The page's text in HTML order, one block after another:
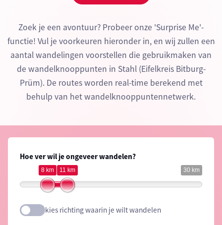
Zoek je een avontuur? Probeer onze 'Surprise Me'-
functie! Vul je voorkeuren hieronder in, en wij zullen een
aantal wandelingen voorstellen die gebruikmaken van
de wandelknooppunten in Stahl (Eifelkreis Bitburg-
Prüm). De routes worden real-time berekend met
behulp van het wandelknooppuntennetwerk.
Hoe ver wil je ongeveer wandelen?
30 km
8 km 11 km
kies richting waarin je wilt wandelen